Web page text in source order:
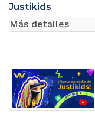
Justikids
Más detalles